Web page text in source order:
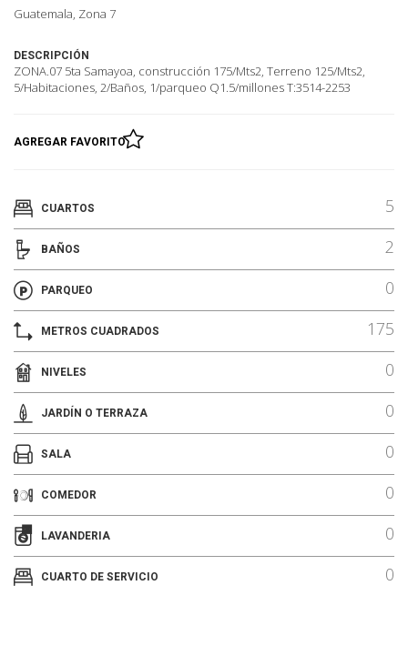
Guatemala, Zona 7
DESCRIPCIÓN
ZONA.07 5ta Samayoa, construcción 175/Mts2, Terreno 125/Mts2,
5/Habitaciones, 2/Baños, 1/parqueo Q1.5/millones T:3514-2253
AGREGAR FAVORITO
CUARTOS 5
BAÑOS 2
PARQUEO 0
METROS CUADRADOS 175
NIVELES 0
JARDÍN O TERRAZA 0
SALA 0
COMEDOR 0
LAVANDERIA 0
CUARTO DE SERVICIO 0